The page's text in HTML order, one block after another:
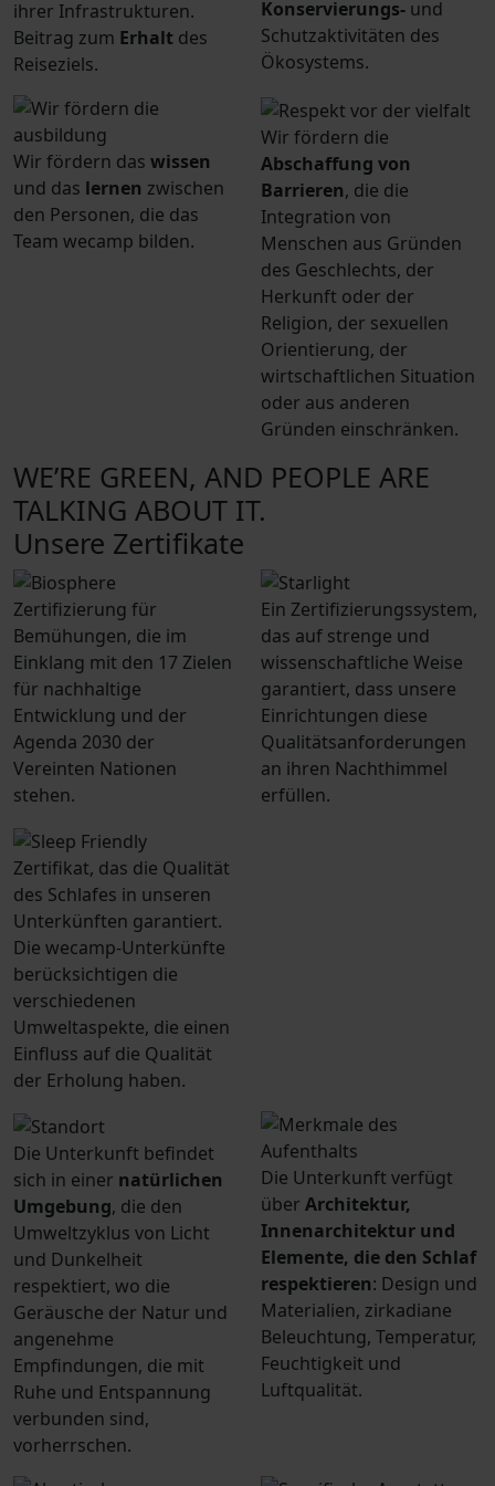
ihrer Infrastrukturen.
Beitrag zum Erhalt des
Reiseziels.
Konservierungs- und
Schutzaktivitäten des
Ökosystems.
Wir fördern das wissen
und das lernen zwischen
den Personen, die das
Team wecamp bilden.
Wir fördern die
Abschaffung von
Barrieren, die die
Integration von
Menschen aus Gründen
des Geschlechts, der
Herkunft oder der
Religion, der sexuellen
Orientierung, der
wirtschaftlichen Situation
oder aus anderen
Gründen einschränken.
WE’RE GREEN, AND PEOPLE ARE
TALKING ABOUT IT.
Unsere Zertifikate
Zertifizierung für
Bemühungen, die im
Einklang mit den 17 Zielen
für nachhaltige
Entwicklung und der
Agenda 2030 der
Vereinten Nationen
stehen.
Ein Zertifizierungssystem,
das auf strenge und
wissenschaftliche Weise
garantiert, dass unsere
Einrichtungen diese
Qualitätsanforderungen
an ihren Nachthimmel
erfüllen.
Zertifikat, das die Qualität
des Schlafes in unseren
Unterkünften garantiert.
Die wecamp-Unterkünfte
berücksichtigen die
verschiedenen
Umweltaspekte, die einen
Einfluss auf die Qualität
der Erholung haben.
Die Unterkunft befindet
sich in einer natürlichen
Umgebung, die den
Umweltzyklus von Licht
und Dunkelheit
respektiert, wo die
Geräusche der Natur und
angenehme
Empfindungen, die mit
Ruhe und Entspannung
verbunden sind,
vorherrschen.
Die Unterkunft verfügt
über Architektur,
Innenarchitektur und
Elemente, die den Schlaf
respektieren: Design und
Materialien, zirkadiane
Beleuchtung, Temperatur,
Feuchtigkeit und
Luftqualität.